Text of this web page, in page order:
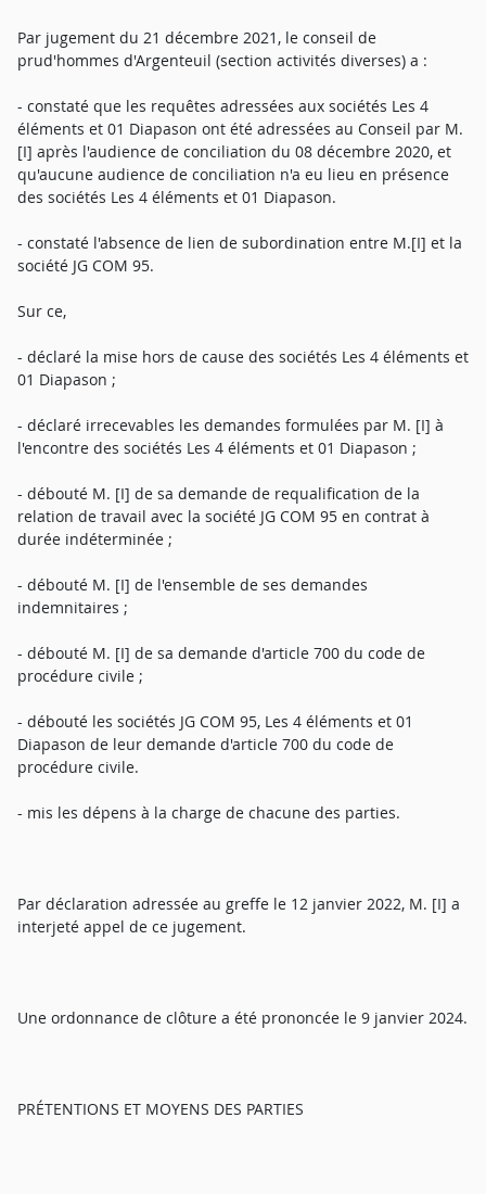
Par jugement du 21 décembre 2021, le conseil de
prud'hommes d'Argenteuil (section activités diverses) a :
- constaté que les requêtes adressées aux sociétés Les 4
éléments et 01 Diapason ont été adressées au Conseil par M.
[I] après l'audience de conciliation du 08 décembre 2020, et
qu'aucune audience de conciliation n'a eu lieu en présence
des sociétés Les 4 éléments et 01 Diapason.
- constaté l'absence de lien de subordination entre M.[I] et la
société JG COM 95.
Sur ce,
- déclaré la mise hors de cause des sociétés Les 4 éléments et
01 Diapason ;
- déclaré irrecevables les demandes formulées par M. [I] à
l'encontre des sociétés Les 4 éléments et 01 Diapason ;
- débouté M. [I] de sa demande de requalification de la
relation de travail avec la société JG COM 95 en contrat à
durée indéterminée ;
- débouté M. [I] de l'ensemble de ses demandes
indemnitaires ;
- débouté M. [I] de sa demande d'article 700 du code de
procédure civile ;
- débouté les sociétés JG COM 95, Les 4 éléments et 01
Diapason de leur demande d'article 700 du code de
procédure civile.
- mis les dépens à la charge de chacune des parties.
Par déclaration adressée au greffe le 12 janvier 2022, M. [I] a
interjeté appel de ce jugement.
Une ordonnance de clôture a été prononcée le 9 janvier 2024.
PRÉTENTIONS ET MOYENS DES PARTIES